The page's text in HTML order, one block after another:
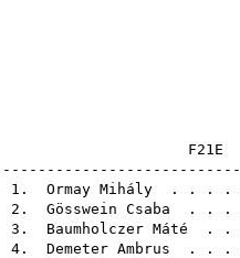
1. Ormay Mihály . . . .
2. Gösswein Csaba . . .
3. Baumholczer Máté . .
4. Demeter Ambrus . . .